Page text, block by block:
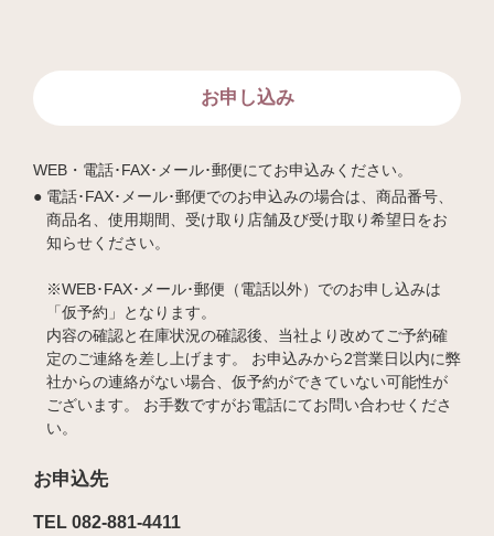
お申し込み
WEB・電話･FAX･メール･郵便にてお申込みください。
電話･FAX･メール･郵便でのお申込みの場合は、商品番号、
商品名、使用期間、受け取り店舗及び受け取り希望日をお
知らせください。
※WEB･FAX･メール･郵便（電話以外）でのお申し込みは
「仮予約」となります。
内容の確認と在庫状況の確認後、当社より改めてご予約確
定のご連絡を差し上げます。 お申込みから2営業日以内に弊
社からの連絡がない場合、仮予約ができていない可能性が
ございます。 お手数ですがお電話にてお問い合わせくださ
い。
お申込先
TEL 082-881-4411